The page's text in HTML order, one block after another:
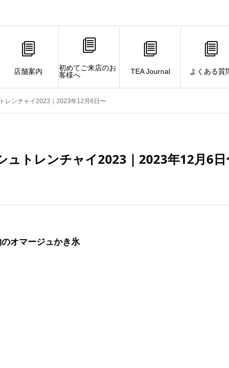
店舗案内
初めてご来店のお
客様へ
TEA Journal よくある質
レンチャイ2023｜2023年12月6日〜
ュトレンチャイ2023｜2023年12月6日
オマージュかき氷